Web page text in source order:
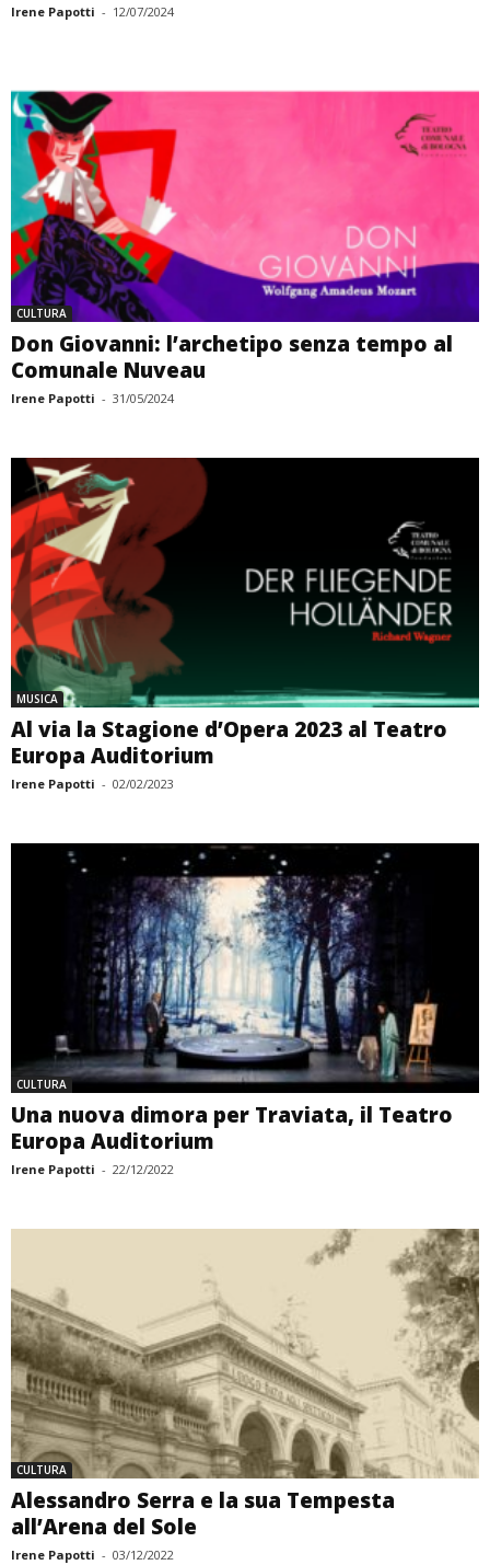
Irene Papotti - 12/07/2024
CULTURA
Don Giovanni: l’archetipo senza tempo al
Comunale Nuveau
Irene Papotti - 31/05/2024
MUSICA
Al via la Stagione d’Opera 2023 al Teatro
Europa Auditorium
Irene Papotti - 02/02/2023
CULTURA
Una nuova dimora per Traviata, il Teatro
Europa Auditorium
Irene Papotti - 22/12/2022
CULTURA
Alessandro Serra e la sua Tempesta
all’Arena del Sole
Irene Papotti - 03/12/2022